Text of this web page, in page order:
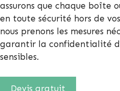
assurons que chaque boîte
en toute sécurité hors de
nous prenons les mesures
garantir la confidentialité
sensibles.
Devis gratuit